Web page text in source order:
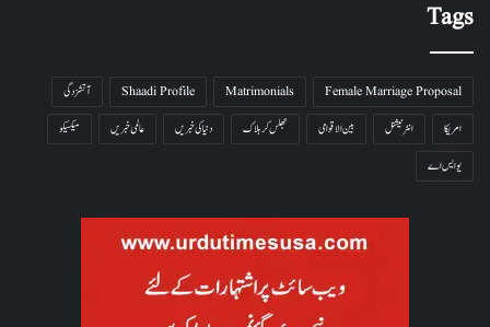
Tags
Female Marriage Proposal
Matrimonials
Shaadi Profile
آتشزدگی
امریکا
انٹرنیشنل بین الاقوامی جھلس کر ہلاک دنیا کی خبریں عالمی خبریں
میکسیکو
یو ایس اے